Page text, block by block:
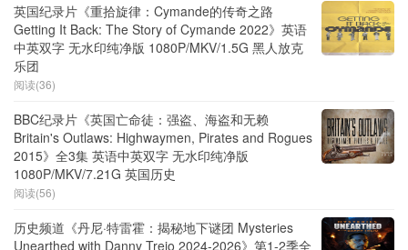
英国纪录片《重拾旋律：Cymande的传奇之路
Getting It Back: The Story of Cymande 2022》英语
中英双字 无水印纯净版 1080P/MKV/1.5G 黑人放克
乐团
阅读(36)
BBC纪录片《英国亡命徒：强盗、海盗和无赖
Britain's Outlaws: Highwaymen, Pirates and Rogues
2015》全3集 英语中英双字 无水印纯净版
1080P/MKV/7.21G 英国历史
阅读(56)
历史频道《丹尼·特雷霍：揭秘地下谜团 Mysteries
Unearthed with Danny Trejo 2024-2026》第1-2季全